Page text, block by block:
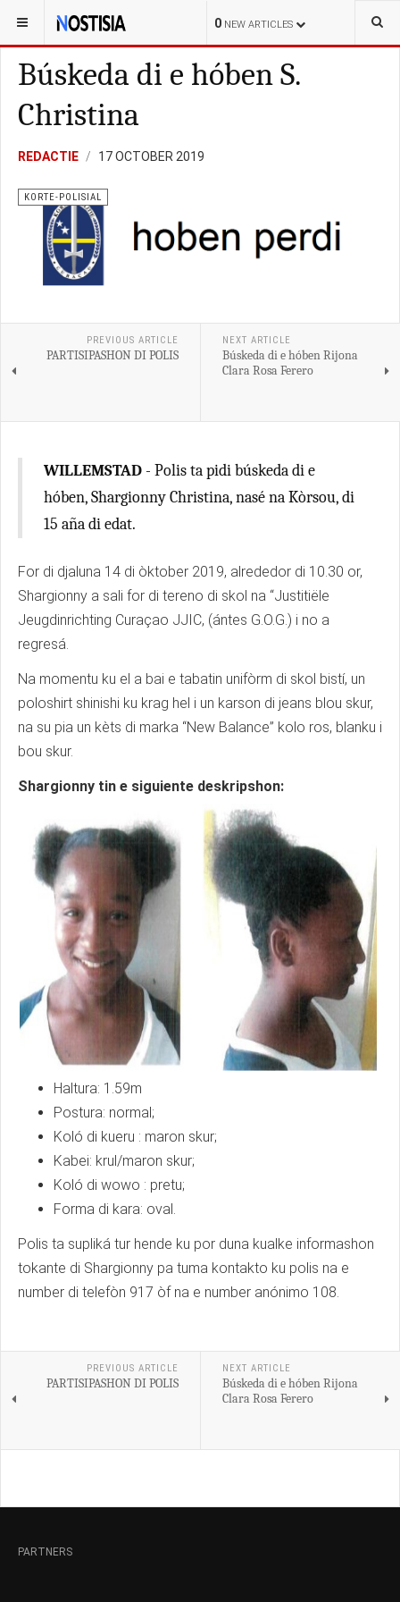
0 NEW ARTICLES
YOU ARE HERE: CURAÇAO LOKAL
Búskeda di e hóben S.
Christina
REDACTIE 17 OCTOBER 2019
KORTE-POLISIAL
PREVIOUS ARTICLE
PARTISIPASHON DI POLIS
NEXT ARTICLE
Búskeda di e hóben Rijona
Clara Rosa Ferero
WILLEMSTAD - Polis ta pidi búskeda di e
hóben, Shargionny Christina, nasé na Kòrsou, di
15 aña di edat.
For di djaluna 14 di òktober 2019, alrededor di 10.30 or,
Shargionny a sali for di tereno di skol na “Justitiële
Jeugdinrichting Curaçao JJIC, (ántes G.O.G.) i no a
regresá.
Na momentu ku el a bai e tabatin unifòrm di skol bistí, un
poloshirt shinishi ku krag hel i un karson di jeans blou skur,
na su pia un kèts di marka “New Balance” kolo ros, blanku i
bou skur.
Shargionny tin e siguiente deskripshon:
Haltura: 1.59m
Postura: normal;
Koló di kueru : maron skur;
Kabei: krul/maron skur;
Koló di wowo : pretu;
Forma di kara: oval.
Polis ta supliká tur hende ku por duna kualke informashon
tokante di Shargionny pa tuma kontakto ku polis na e
number di telefòn 917 òf na e number anónimo 108.
PREVIOUS ARTICLE
PARTISIPASHON DI POLIS
NEXT ARTICLE
Búskeda di e hóben Rijona
Clara Rosa Ferero
PARTNERS